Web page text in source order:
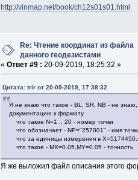
http://vinmap.net/book/ch12s01s01.html
Re: Чтение координат из файла
данного геодезистами
« Ответ #9 : 20-09-2019, 18:25:32 »
Цитата: trir от 20-09-2019, 17:38:32
Я не знаю что такое - BL, SR, NB - не
документацию к формату
что такое N=1 .. 20 - номер точки
что обозначает - NP="257001" - имя
что за единицы измерения в
что такое - MX=0.05,MY=0.05 - точность
Я же выложил файл описания этого